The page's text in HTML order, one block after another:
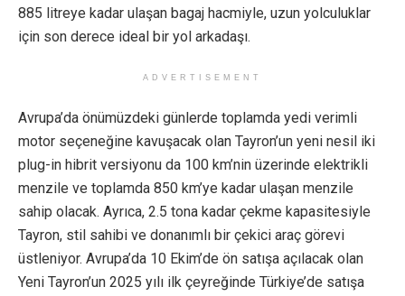
885 litreye kadar ulaşan bagaj hacmiyle, uzun yolculuklar
için son derece ideal bir yol arkadaşı.
ADVERTISEMENT
Avrupa’da önümüzdeki günlerde toplamda yedi verimli
motor seçeneğine kavuşacak olan Tayron’un yeni nesil iki
plug-in hibrit versiyonu da 100 km’nin üzerinde elektrikli
menzile ve toplamda 850 km’ye kadar ulaşan menzile
sahip olacak. Ayrıca, 2.5 tona kadar çekme kapasitesiyle
Tayron, stil sahibi ve donanımlı bir çekici araç görevi
üstleniyor. Avrupa’da 10 Ekim’de ön satışa açılacak olan
Yeni Tayron’un 2025 yılı ilk çeyreğinde Türkiye’de satışa